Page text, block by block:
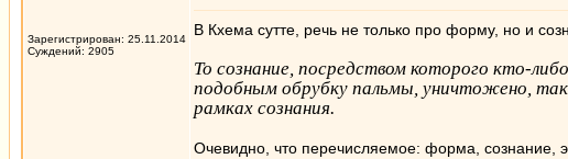
Зарегистрирован: 25.11.2014
Суждений: 2905
В Кхема сутте, речь не только про форму, но и
То сознание, посредством которого кто-
подобным обрубку пальмы, уничтожено,
рамках сознания.
Очевидно, что перечисляемое: форма, сознание,